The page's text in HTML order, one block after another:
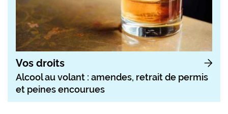
Vos droits
Alcool au volant : amendes, retrait de permis
et peines encourues